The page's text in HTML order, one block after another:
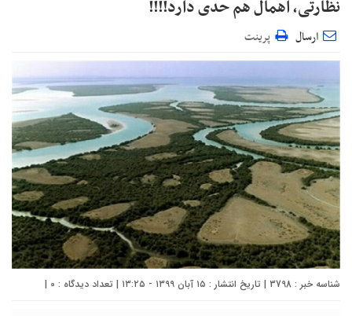
نظارتی، اهمال هم حدی دارد!!!!
ارسال پرینت
شناسه خبر : 3798 | تاریخ انتشار : ۱۵ آبان ۱۳۹۹ - ۱۳:۲۵ | تعداد دیدگاه : 0
|